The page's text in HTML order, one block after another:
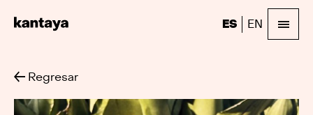
ES EN
Regresar